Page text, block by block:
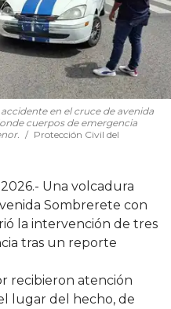
en el cruce de avenida
cuerpos de emergencia
Protección Civil del
Una volcadura
Sombrerete con
la intervención de tres
tras un reporte
recibieron atención
lugar del hecho, de